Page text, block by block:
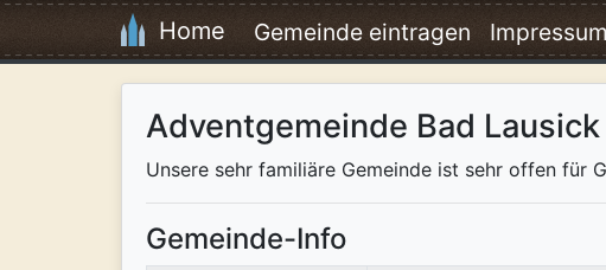
Home Gemeinde eintragen Impressum
Adventgemeinde Bad Lausick
Unsere sehr familiäre Gemeinde ist sehr offen für
Gemeinde-Info